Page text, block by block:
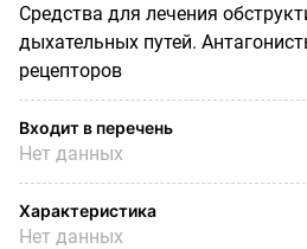
Средства для лечения
дыхательных путей.
рецепторов
Входит в перечень
Нет данных
Характеристика
Нет данных